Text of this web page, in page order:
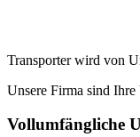
Transporter wird von
Unsere Firma sind Ihre
Vollumfängliche